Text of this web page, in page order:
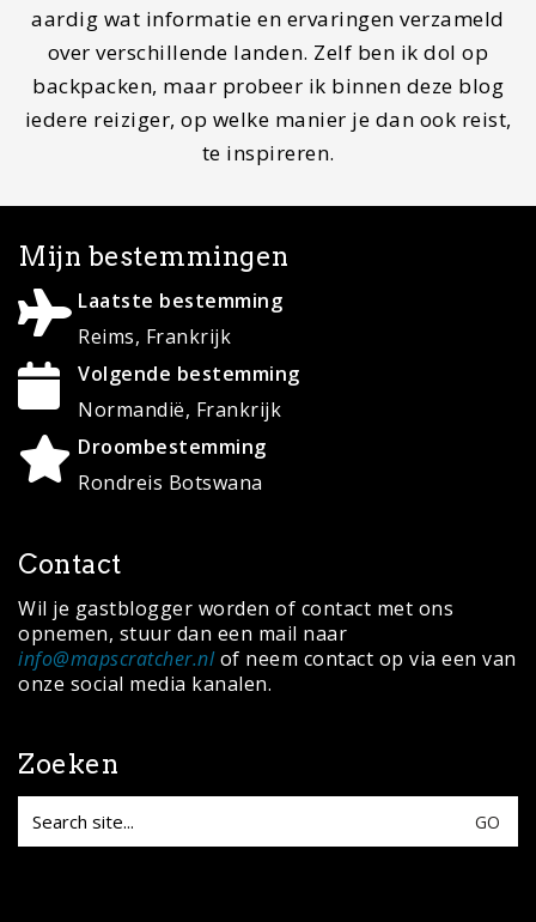
Mijn bestemmingen
Laatste bestemming
Reims, Frankrijk
Volgende bestemming
Rondreis Botswana
Contact
Wil je gastblogger worden of contact met ons
opnemen, stuur dan een mail naar
info@mapscratcher.nl
of neem contact op via een van
onze social media kanalen.
for:
© Copyright 2020 ·MapScratcher.nl